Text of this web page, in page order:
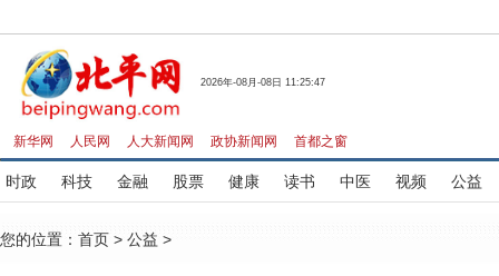
2026年-08月-08日 11:25:47
新华网 人民网 人大新闻网 政协新闻网 首都之窗
时政 科技 金融 股票 健康 读书 中医 视频 公益
您的位置： 首页 > 公益 >